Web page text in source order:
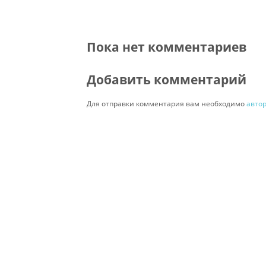
Пока нет комментариев
Добавить комментарий
Для отправки комментария вам необходимо